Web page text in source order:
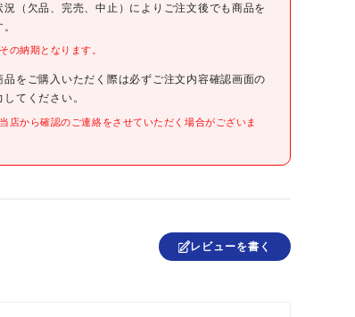
量(kg/本):20
ラック
（欠品、完売、中止）によりご注文後でも商品を
の納期となります。
品をご購入いただく際は必ずご注文内容確認画面の
てください。
店から確認のご連絡をさせていただく場合がございま
レビューを書く